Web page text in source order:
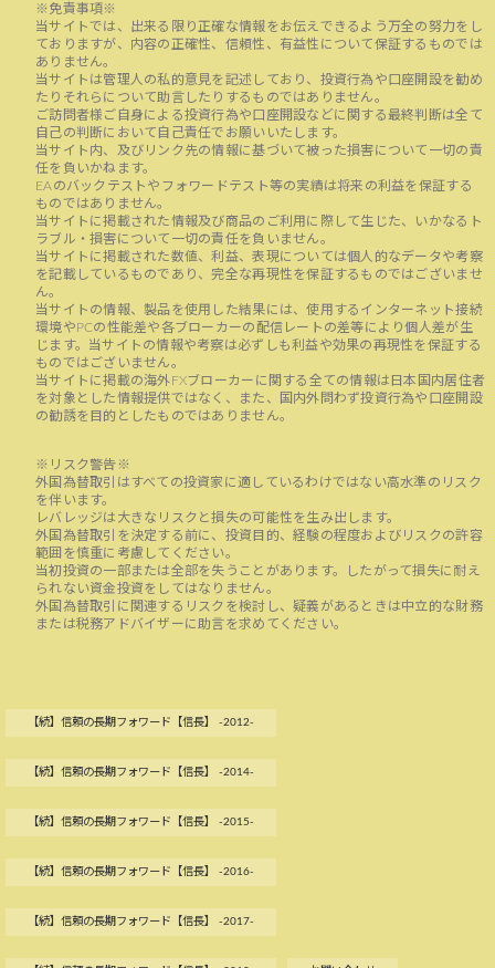
※免責事項※
当サイトでは、出来る限り正確な情報をお伝えできるよう万全の努力をし
ておりますが、内容の正確性、信頼性、有益性について保証するものでは
ありません。
当サイトは管理人の私的意見を記述しており、投資行為や口座開設を勧め
たりそれらについて助言したりするものではありません。
ご訪問者様ご自身による投資行為や口座開設などに関する最終判断は全て
自己の判断において自己責任でお願いいたします。
当サイト内、及びリンク先の情報に基づいて被った損害について一切の責
任を負いかねます。
EAのバックテストやフォワードテスト等の実績は将来の利益を保証する
ものではありません。
当サイトに掲載された情報及び商品のご利用に際して生じた、いかなるト
ラブル・損害について一切の責任を負いません。
当サイトに掲載された数値、利益、表現については個人的なデータや考察
を記載しているものであり、完全な再現性を保証するものではございませ
ん。
当サイトの情報、製品を使用した結果には、使用するインターネット接続
環境やPCの性能差や各ブローカーの配信レートの差等により個人差が生
じます。当サイトの情報や考察は必ずしも利益や効果の再現性を保証する
ものではございません。
当サイトに掲載の海外FXブローカーに関する全ての情報は日本国内居住者
を対象とした情報提供ではなく、また、国内外問わず投資行為や口座開設
の勧誘を目的としたものではありません。
※リスク警告※
外国為替取引はすべての投資家に適しているわけではない高水準のリスク
を伴います。
レバレッジは大きなリスクと損失の可能性を生み出します。
外国為替取引を決定する前に、投資目的、経験の程度およびリスクの許容
範囲を慎重に考慮してください。
当初投資の一部または全部を失うことがあります。したがって損失に耐え
られない資金投資をしてはなりません。
外国為替取引に関連するリスクを検討し、疑義があるときは中立的な財務
または税務アドバイザーに助言を求めてください。
【続】信頼の長期フォワード【信長】 -2012-
【続】信頼の長期フォワード【信長】 -2014-
【続】信頼の長期フォワード【信長】 -2015-
【続】信頼の長期フォワード【信長】 -2016-
【続】信頼の長期フォワード【信長】 -2017-